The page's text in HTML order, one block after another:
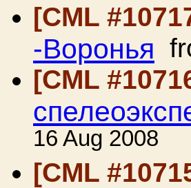
[CML
-Воронья
[CML
16 Aug 2008
[CML